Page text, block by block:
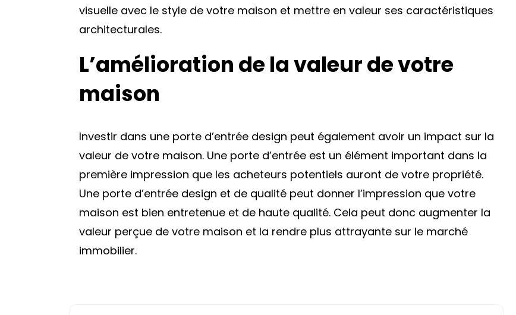
visuelle avec le style de votre maison et mettre en valeur ses caractéristiques
architecturales.
L’amélioration de la valeur de votre
maison
Investir dans une porte d’entrée design peut également avoir un impact sur la
valeur de votre maison. Une porte d’entrée est un élément important dans la
première impression que les acheteurs potentiels auront de votre propriété.
Une porte d’entrée design et de qualité peut donner l’impression que votre
maison est bien entretenue et de haute qualité. Cela peut donc augmenter la
valeur perçue de votre maison et la rendre plus attrayante sur le marché
immobilier.